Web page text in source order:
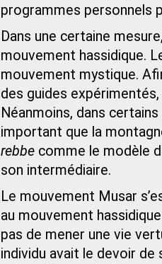
programmes personnels
Dans une certaine
mouvement hassidique.
mouvement mystique.
des guides
Néanmoins, dans
important que la
rebbe comme le modèle
son intermédiaire.
Le mouvement Musar
au mouvement
pas de mener une vie
individu avait le devoir de